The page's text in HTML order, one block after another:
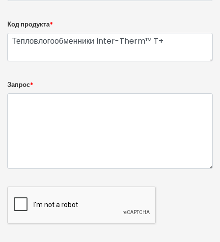
Код продукта*
Запрос*